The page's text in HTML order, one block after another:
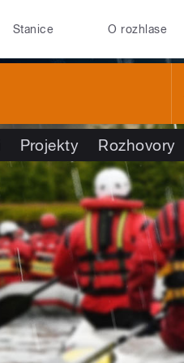
Stanice O rozhlase
Projekty Rozhovory